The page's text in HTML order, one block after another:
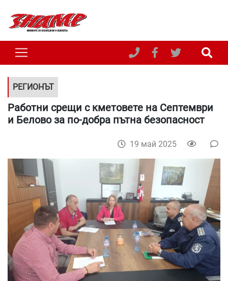
РЕГИОНЪТ
Работни срещи с кметовете на Септември
и Белово за по-добра пътна безопасност
19 май 2025